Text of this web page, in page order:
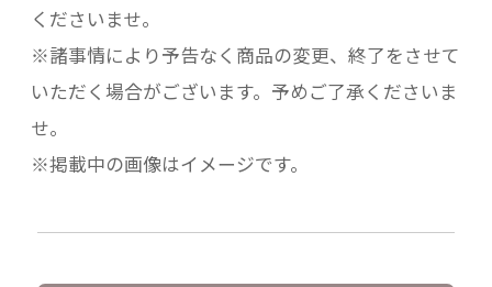
くださいませ。
※諸事情により予告なく商品の変更、終了をさせて
いただく場合がございます。予めご了承くださいま
せ。
※掲載中の画像はイメージです。